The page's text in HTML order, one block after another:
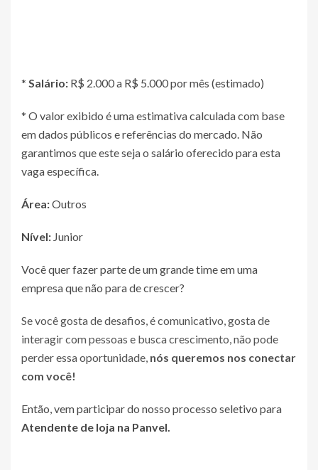
* Salário: R$ 2.000 a R$ 5.000 por mês (estimado)
* O valor exibido é uma estimativa calculada com base
em dados públicos e referências do mercado. Não
garantimos que este seja o salário oferecido para esta
vaga específica.
Área:Outros
Nível: Junior
Você quer fazer parte de um grande time em uma
empresa que não para de crescer?
Se você gosta de desafios, é comunicativo, gosta de
interagir com pessoas e busca crescimento, não pode
perder essa oportunidade, nós queremos nos conectar
com você!
Então, vem participar do nosso processo seletivo para
Atendente de loja na Panvel.